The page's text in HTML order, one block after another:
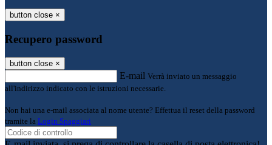
button close ×
Recupero password
button close ×
E-mail Verrà inviato un messaggio
all'indirizzo indicato con le istruzioni necessarie.
Non hai una e-mail associata al nome utente? Effettua il reset della password
tramite la Login Spaggiari